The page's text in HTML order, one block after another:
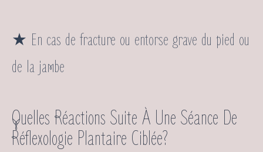
★ En cas de fracture ou entorse grave du pied ou
de la jambe
Quelles Réactions Suite À Une Séance De
Réflexologie Plantaire Ciblée?